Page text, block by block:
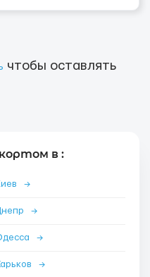
чтобы оставлять
в :
→
→
→
→